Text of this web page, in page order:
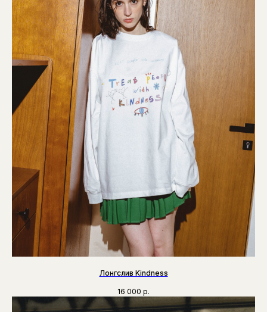
Лонгслив Kindness
16 000 р.